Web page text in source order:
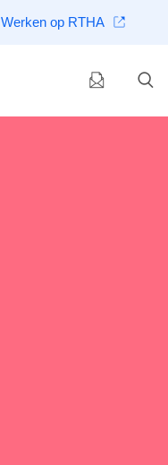
Werken op RTHA